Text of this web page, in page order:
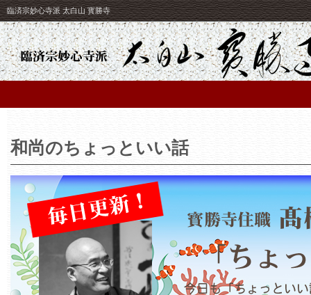
臨済宗妙心寺派 太白山 寳勝寺
和尚のちょっといい話